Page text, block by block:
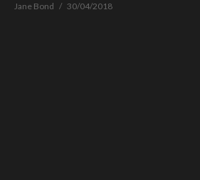
Jane Bond 30/04/2018